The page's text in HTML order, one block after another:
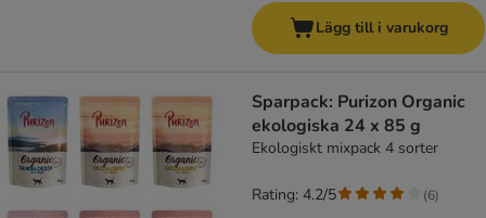
Lägg till i varukorg
Sparpack: Purizon Organic
ekologiska 24 x 85 g
Ekologiskt mixpack 4 sorter
Rating: 4.2/5 (6)